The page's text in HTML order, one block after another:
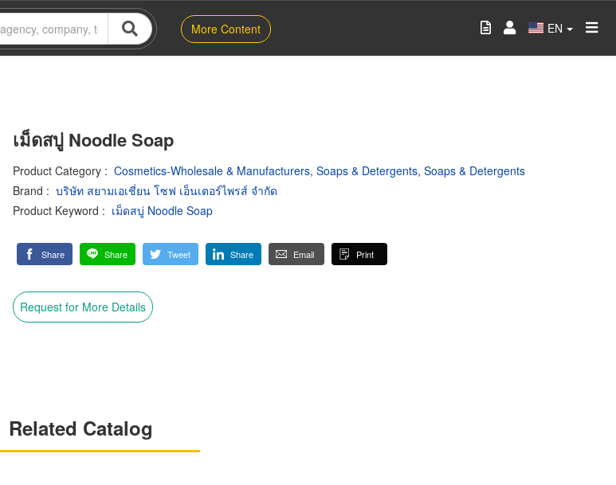
More Content EN
เม็ดสบู่ Noodle Soap
Product Category : Cosmetics-Wholesale & Manufacturers, Soaps & Detergents, Soaps & Detergents
Brand : บริษัท สยามเอเชี่ยน โซฟ เอ็นเตอร์ไพรส์ จำกัด
Product Keyword : เม็ดสบู่ Noodle Soap
Share Share Tweet Share Email Print
Request for More Details
Related Catalog